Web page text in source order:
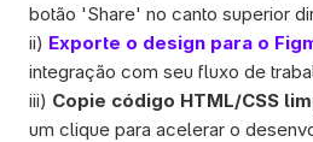
botão 'Share' no canto superior
ii) Exporte o design para o
integração com seu fluxo de
iii) Copie código HTML/CSS
um clique para acelerar o